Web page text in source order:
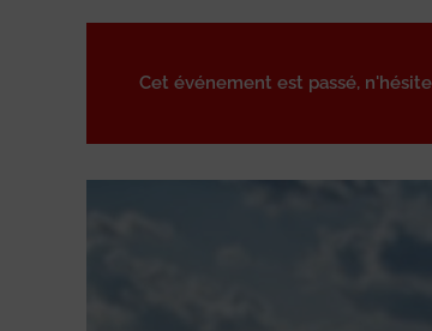
Cet événement est passé,